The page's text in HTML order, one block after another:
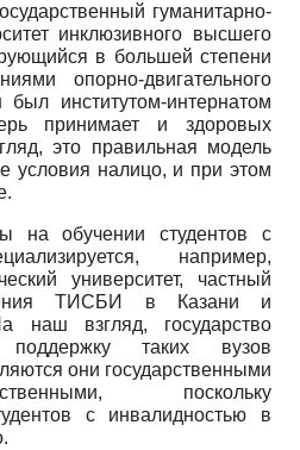
гумани­тарно-
инклюзив­ного высшего
в большей степени
опорно-двигательного
был институтом-интернатом
принимает и здоровых
это правильная модель
условия налицо, и при этом
на обучении студентов с
например,
университет, частный
ТИСБИ в Казани и
наш взгляд, государство
таких вузов
они государственными
поскольку
с инвалидностью в